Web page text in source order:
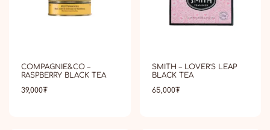
COMPAGNIE&CO –
RASPBERRY BLACK TEA
39,000₮
SMITH – LOVER’S LEAP
BLACK TEA
65,000₮